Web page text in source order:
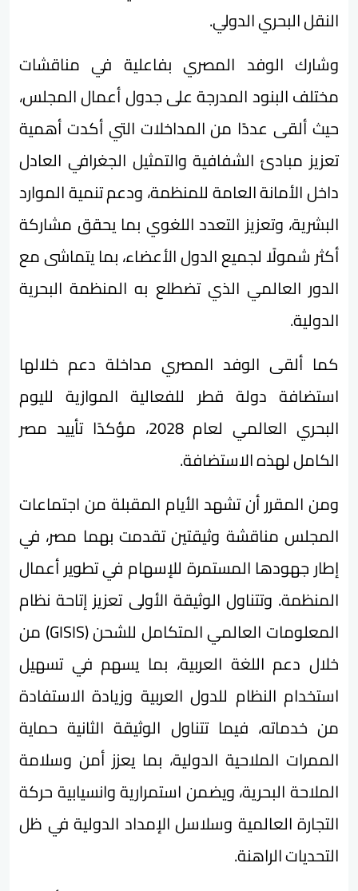
النقل البحري الدولي.
وشارك الوفد المصري بفاعلية في مناقشات
مختلف البنود المدرجة على جدول أعمال المجلس،
حيث ألقى عددًا من المداخلات التي أكدت أهمية
تعزيز مبادئ الشفافية والتمثيل الجغرافي العادل
داخل الأمانة العامة للمنظمة، ودعم تنمية الموارد
البشرية، وتعزيز التعدد اللغوي بما يحقق مشاركة
أكثر شمولًا لجميع الدول الأعضاء، بما يتماشى مع
الدور العالمي الذي تضطلع به المنظمة البحرية
الدولية.
كما ألقى الوفد المصري مداخلة دعم خلالها
استضافة دولة قطر للفعالية الموازية لليوم
البحري العالمي لعام 2028، مؤكدًا تأييد مصر
الكامل لهذه الاستضافة.
ومن المقرر أن تشهد الأيام المقبلة من اجتماعات
المجلس مناقشة وثيقتين تقدمت بهما مصر، في
إطار جهودها المستمرة للإسهام في تطوير أعمال
المنظمة. وتتناول الوثيقة الأولى تعزيز إتاحة نظام
المعلومات العالمي المتكامل للشحن (GISIS) من
خلال دعم اللغة العربية، بما يسهم في تسهيل
استخدام النظام للدول العربية وزيادة الاستفادة
من خدماته، فيما تتناول الوثيقة الثانية حماية
الممرات الملاحية الدولية، بما يعزز أمن وسلامة
الملاحة البحرية، ويضمن استمرارية وانسيابية حركة
التجارة العالمية وسلاسل الإمداد الدولية في ظل
التحديات الراهنة.